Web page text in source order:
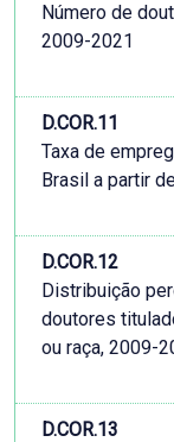
Número de
2009-2021
D.COR.11
Taxa de
Brasil a partir
D.COR.12
Distribuição
doutores
ou raça, 2009-
D.COR.13